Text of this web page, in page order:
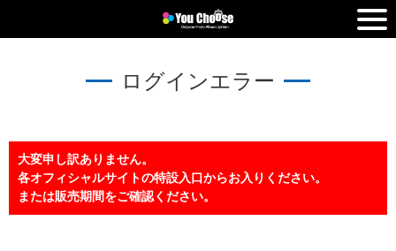
ログインエラー
大変申し訳ありません。
各オフィシャルサイトの特設入口からお入りください。
または販売期間をご確認ください。